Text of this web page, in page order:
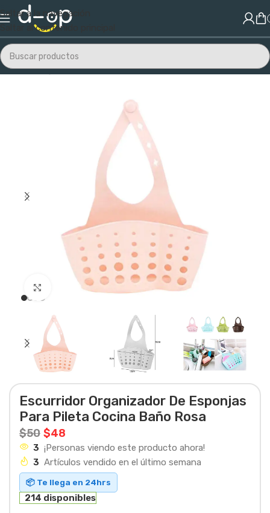
Saltar a la navegación
Saltar al contenido principal
Inicio/Hogar/Cocina
Haga clic para ampliar
Escurridor Organizador De Esponjas
Para Pileta Cocina Baño Rosa
$50 $48
3 ¡Personas viendo este producto ahora!
3 Artículos vendido en el último semana
📦 Te llega en 24hrs
214 disponibles